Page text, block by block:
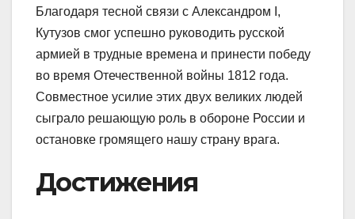
Благодаря тесной связи с Александром I,
Кутузов смог успешно руководить русской
армией в трудные времена и принести победу
во время Отечественной войны 1812 года.
Совместное усилие этих двух великих людей
сыграло решающую роль в обороне России и
остановке громящего нашу страну врага.
Достижения